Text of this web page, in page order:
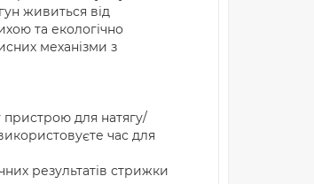
живиться від
та екологічно
механізми з
для натягу/
час для
результатів стрижки